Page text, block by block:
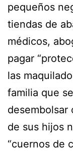
pequeños
tiendas de
médicos,
pagar
las
familia que
desembolsar
de sus hijos
“cuernos de